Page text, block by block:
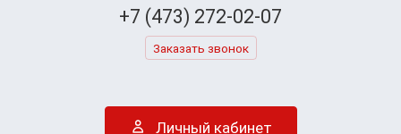
+7 (473) 272-02-07
Заказать звонок
Личный кабинет